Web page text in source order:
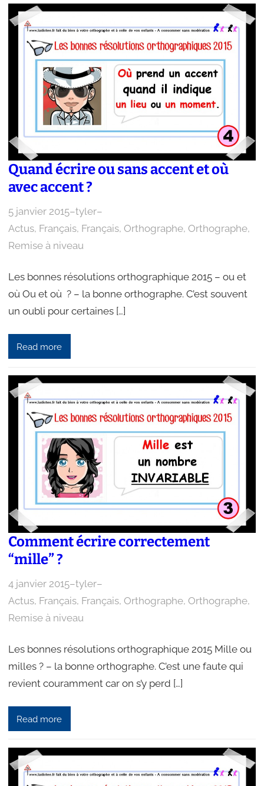
Quand écrire ou sans accent et où
avec accent ?
5 janvier 2015–tyler–
Actus, Français, Français, Orthographe, Orthographe
Remise à niveau
Les bonnes résolutions orthographique 2015 – ou et
où Ou et où ? – la bonne orthographe. C’est souvent
un oubli pour certaines […]
Read more
Comment écrire correctement
“mille” ?
4 janvier 2015–tyler–
Actus, Français, Français, Orthographe, Orthographe
Remise à niveau
Les bonnes résolutions orthographique 2015 Mille ou
milles ? – la bonne orthographe. C’est une faute qui
revient couramment car on s’y perd […]
Read more